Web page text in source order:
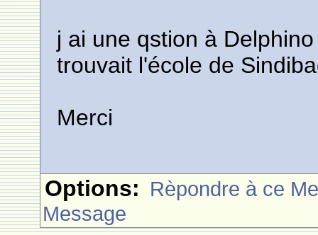
j ai une qstion à
trouvait l'école de
Merci
Options: Rèpondre à ce
Message